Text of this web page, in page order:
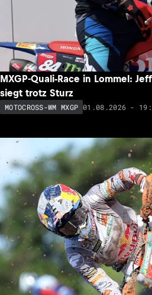
MXGP-Quali-Race in Lommel:
siegt trotz Sturz
MOTOCROSS-WM MXGP 01.08.2026 -